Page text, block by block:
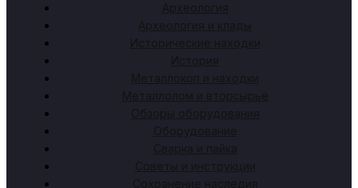
Археология
Археология и клады
Исторические находки
История
Металлокоп и находки
Металлолом и вторсырьё
Обзоры оборудования
Оборудование
Сварка и пайка
Советы и инструкции
Сохранение наследия